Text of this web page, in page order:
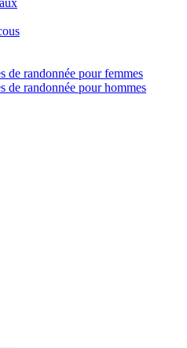
de randonnée pour femmes
de randonnée pour hommes